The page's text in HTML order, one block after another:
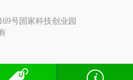
号国家科技创业园